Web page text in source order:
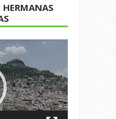
HERMANAS